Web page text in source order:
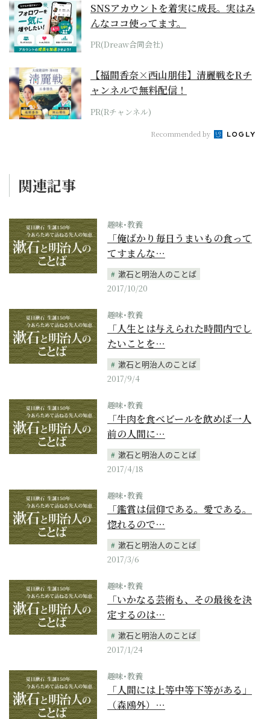
SNSアカウントを着実に成長。実はみ
んなココ使ってます。
PR(Dreaw合同会社)
【福間香奈×西山朋佳】清麗戦をRチ
ャンネルで無料配信！
PR(Rチャンネル)
Recommended by
関連記事
趣味･教養
「俺ばかり毎日うまいもの食って
てすまんな…
漱石と明治人のことば
2017/10/20
趣味･教養
「人生とは与えられた時間内でし
たいことを…
漱石と明治人のことば
2017/9/4
趣味･教養
「牛肉を食べビールを飲めば一人
前の人間に…
漱石と明治人のことば
2017/4/18
趣味･教養
「鑑賞は信仰である。愛である。
惚れるので…
漱石と明治人のことば
2017/3/6
趣味･教養
「いかなる芸術も、その最後を決
定するのは…
漱石と明治人のことば
2017/1/24
趣味･教養
「人間には上等中等下等がある」
（森鴎外）…